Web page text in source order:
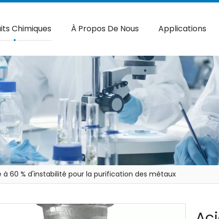
Chimiques À Propos De Nous Applications
à 60 % d'instabilité pour la purification des métaux